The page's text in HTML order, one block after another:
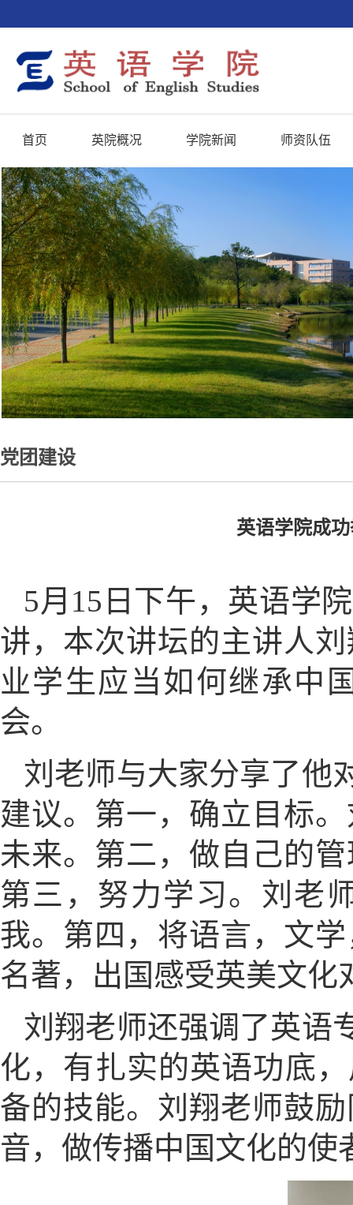
首页 英院概况 学院新闻 师资队伍
党团建设
英语学院成
5月15日下午，英语学
讲，本次讲坛的主讲人
业学生应当如何继承中
会。
刘老师与大家分享了他
建议。第一，确立目标
未来。第二，做自己的
第三，努力学习。刘老
我。第四，将语言，文
名著，出国感受英美文
刘翔老师还强调了英语
化，有扎实的英语功底
备的技能。刘翔老师鼓
音，做传播中国文化的使